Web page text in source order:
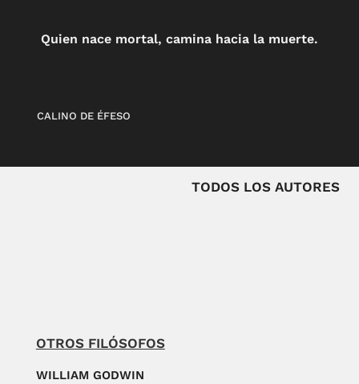
Quien nace mortal, camina hacia la muerte.
CALINO DE ÉFESO
TODOS LOS AUTORES
OTROS FILÓSOFOS
WILLIAM GODWIN